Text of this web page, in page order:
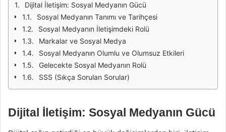
Dijital İletişim: Sosyal Medyanın Gücü
Sosyal Medyanın Tanımı ve Tarihçesi
Sosyal Medyanın İletişimdeki Rolü
Markalar ve Sosyal Medya
Sosyal Medyanın Olumlu ve Olumsuz Etkileri
Gelecekte Sosyal Medyanın Rolü
SSS (Sıkça Sorulan Sorular)
Dijital İletişim: Sosyal Medyanın Gücü